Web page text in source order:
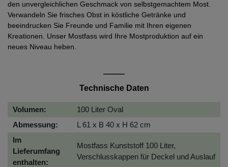
den unvergleichlichen Geschmack von selbstgemachtem Most.
Verwandeln Sie frisches Obst in köstliche Getränke und
beeindrucken Sie Freunde und Familie mit Ihren eigenen
Kreationen. Unser Mostfass wird Ihre Mostproduktion auf ein
neues Niveau heben.
Technische Daten
Volumen:
100 Liter Oval
Abmessung:
L 61 x B 40 x H 62 cm
Im
Lieferumfang
enthalten:
Mostfass Kunststoff 100 Liter,
Verschlusskappen für Deckel und Auslauf